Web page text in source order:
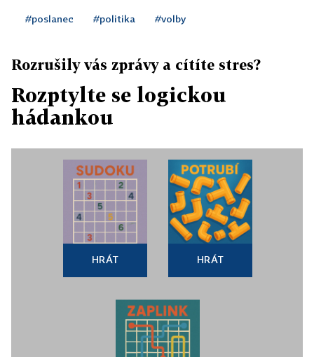
#poslanec #politika #volby
Rozrušily vás zprávy a cítíte stres?
Rozptylte se logickou
hádankou
HRÁT HRÁT